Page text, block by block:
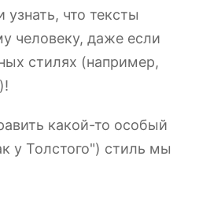
узнать, что тексты
человеку, даже если
стилях (например,
какой-то особый
у Толстого") стиль мы